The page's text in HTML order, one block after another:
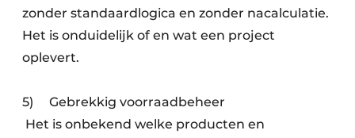
zonder standaardlogica en zonder nacalculatie.
Het is onduidelijk of en wat een project
oplevert.
5) Gebrekkig voorraadbeheer
Het is onbekend welke producten en